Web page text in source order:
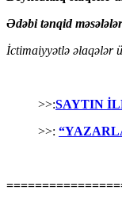
Ədəbi tənqid
İctimaiyyətlə əlaqələr
>>:SAYTIN
>>: